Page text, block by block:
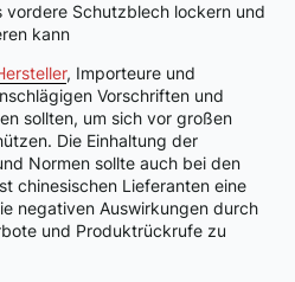
vordere Schutzblech lockern und
kann
, Importeure und
Vorschriften und
sollten, um sich vor großen
Die Einhaltung der
Normen sollte auch bei den
chinesischen Lieferanten eine
negativen Auswirkungen durch
und Produktrückrufe zu